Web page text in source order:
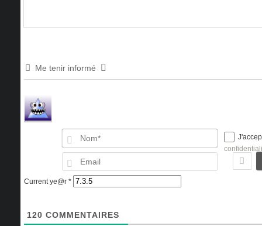
Me tenir informé
Nom*
Current ye@r *
120 COMMENTAIRES